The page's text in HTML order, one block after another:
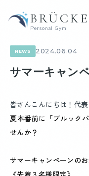
BRÜCKE
Personal Gym
NEWS 2024.06.04
サマーキャン
皆さんこんにちは！代
夏本番前に「ブルック
せんか？
サマーキャンぺーンの
《先着３名様限定》